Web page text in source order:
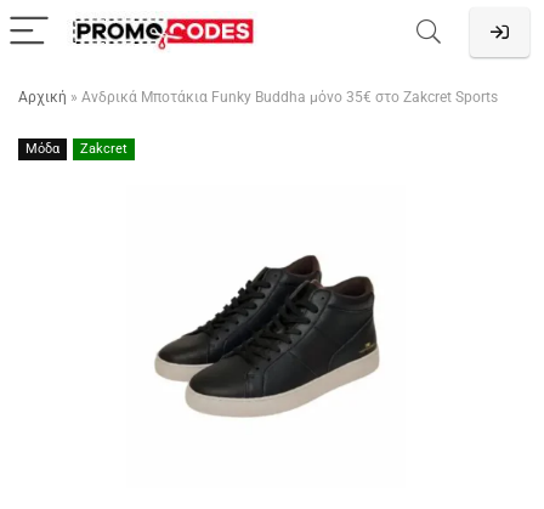
Αρχική » Ανδρικά Μποτάκια Funky Buddha μόνο 35€ στο Zakcret Sports
Μόδα Zakcret